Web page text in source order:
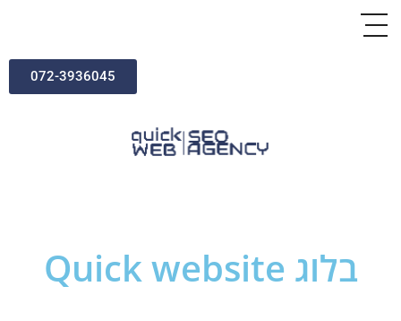
072-3936045
בלוג Quick website